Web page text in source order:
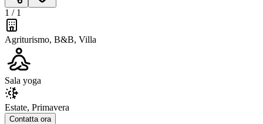
1 / 1
Agriturismo, B&B, Villa
Sala yoga
Estate, Primavera
Contatta ora